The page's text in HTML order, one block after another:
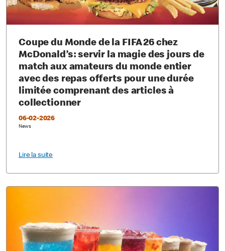
Coupe du Monde de la FIFA 26 chez
McDonald’s : servir la magie des jours de
match aux amateurs du monde entier
avec des repas offerts pour une durée
limitée comprenant des articles à
collectionner
06-02-2026
News
Lire la suite